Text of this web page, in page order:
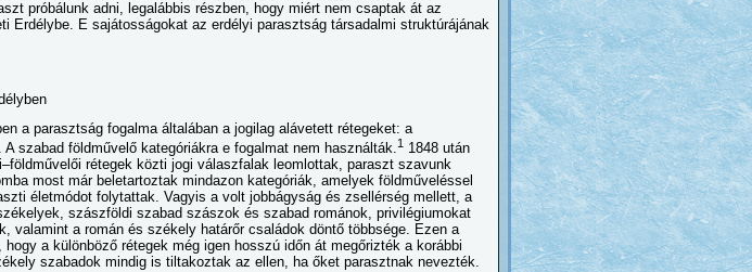
próbálunk adni, legalábbis részben, hogy miért nem csaptak át az
Erdélybe. E sajátosságokat az erdélyi parasztság társadalmi struktúrájának
a parasztság fogalma általában a jogilag alávetett rétegeket: a
szabad földművelő kategóriákra e fogalmat nem használták.1 1848 után
rétegek közti jogi válaszfalak leomlottak, paraszt szavunk
most már beletartoztak mindazon kategóriák, amelyek földműveléssel
életmódot folytattak. Vagyis a volt jobbágyság és zsellérség mellett, a
szászföldi szabad szászok és szabad románok, privilégiumokat
valamint a román és székely határőr családok döntő többsége. Ezen a
a különböző rétegek még igen hosszú időn át megőrizték a korábbi
szabadok mindig is tiltakoztak az ellen, ha őket parasztnak nevezték.